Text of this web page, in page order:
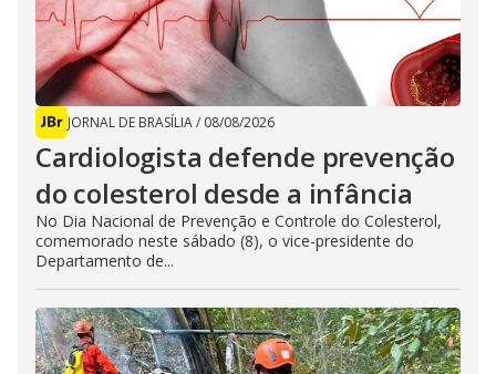
JORNAL DE BRASÍLIA/ 08/08/2026
Cardiologista defende prevenção
do colesterol desde a infância
No Dia Nacional de Prevenção e Controle do Colesterol,
comemorado neste sábado (8), o vice-presidente do
Departamento de...